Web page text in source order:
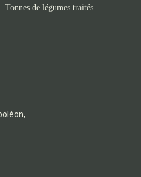
Tonnes de légumes traités